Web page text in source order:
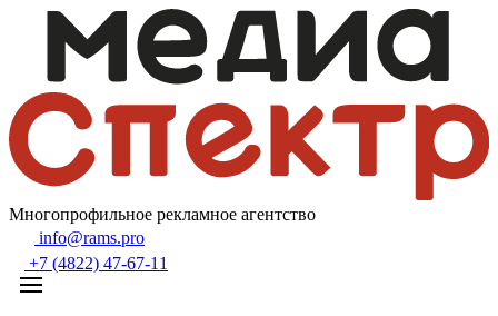
Многопрофильное рекламное агентство
info@rams.pro
+7 (4822) 47-67-11